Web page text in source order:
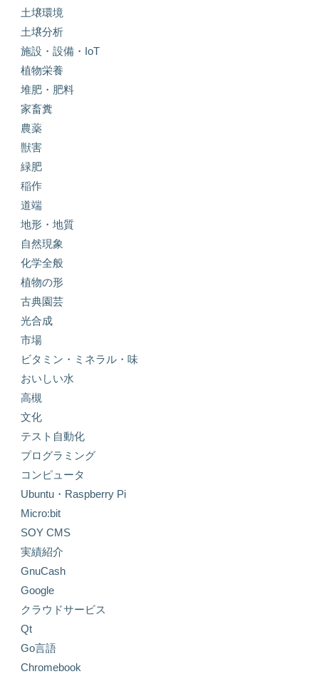
土壌環境
土壌分析
施設・設備・IoT
植物栄養
堆肥・肥料
家畜糞
農薬
獣害
緑肥
稲作
道端
地形・地質
自然現象
化学全般
植物の形
古典園芸
光合成
市場
ビタミン・ミネラル・味
おいしい水
高槻
文化
テスト自動化
プログラミング
コンピュータ
Ubuntu・Raspberry Pi
Micro:bit
SOY CMS
実績紹介
GnuCash
Google
クラウドサービス
Qt
Go言語
Chromebook